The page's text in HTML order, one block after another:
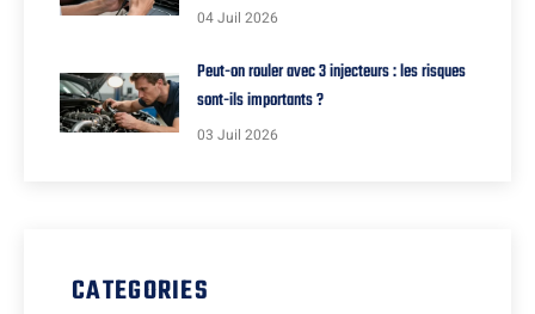
04 Juil 2026
Peut-on rouler avec 3 injecteurs : les risques
sont-ils importants ?
03 Juil 2026
CATEGORIES